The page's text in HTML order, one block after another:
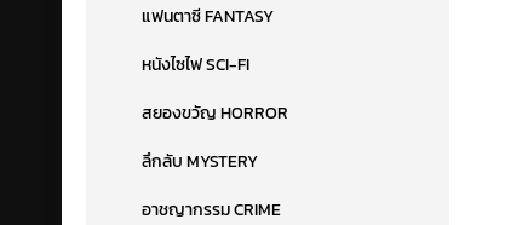
แฟนตาซี FANTASY
หนังไซไฟ SCI-FI
สยองขวัญ HORROR
ลึกลับ MYSTERY
อาชญากรรม CRIME